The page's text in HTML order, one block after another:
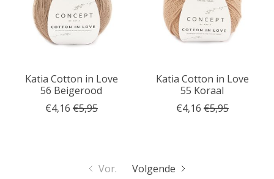
Katia Cotton in Love
56 Beigerood
€4,16 €5,95
Katia Cotton in Love
55 Koraal
€4,16 €5,95
Vor. Volgende